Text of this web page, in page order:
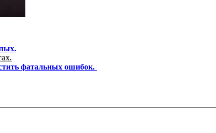
фатальных ошибок.